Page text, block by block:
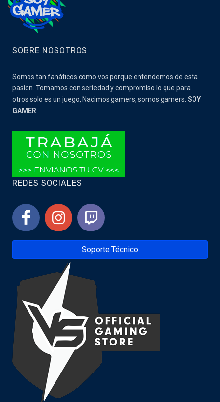
SOBRE NOSOTROS
Somos tan fanáticos como vos porque entendemos de esta
pasion. Tomamos con seriedad y compromiso lo que para
otros solo es un juego, Nacimos gamers, somos gamers. SOY
GAMER
REDES SOCIALES
Soporte Técnico